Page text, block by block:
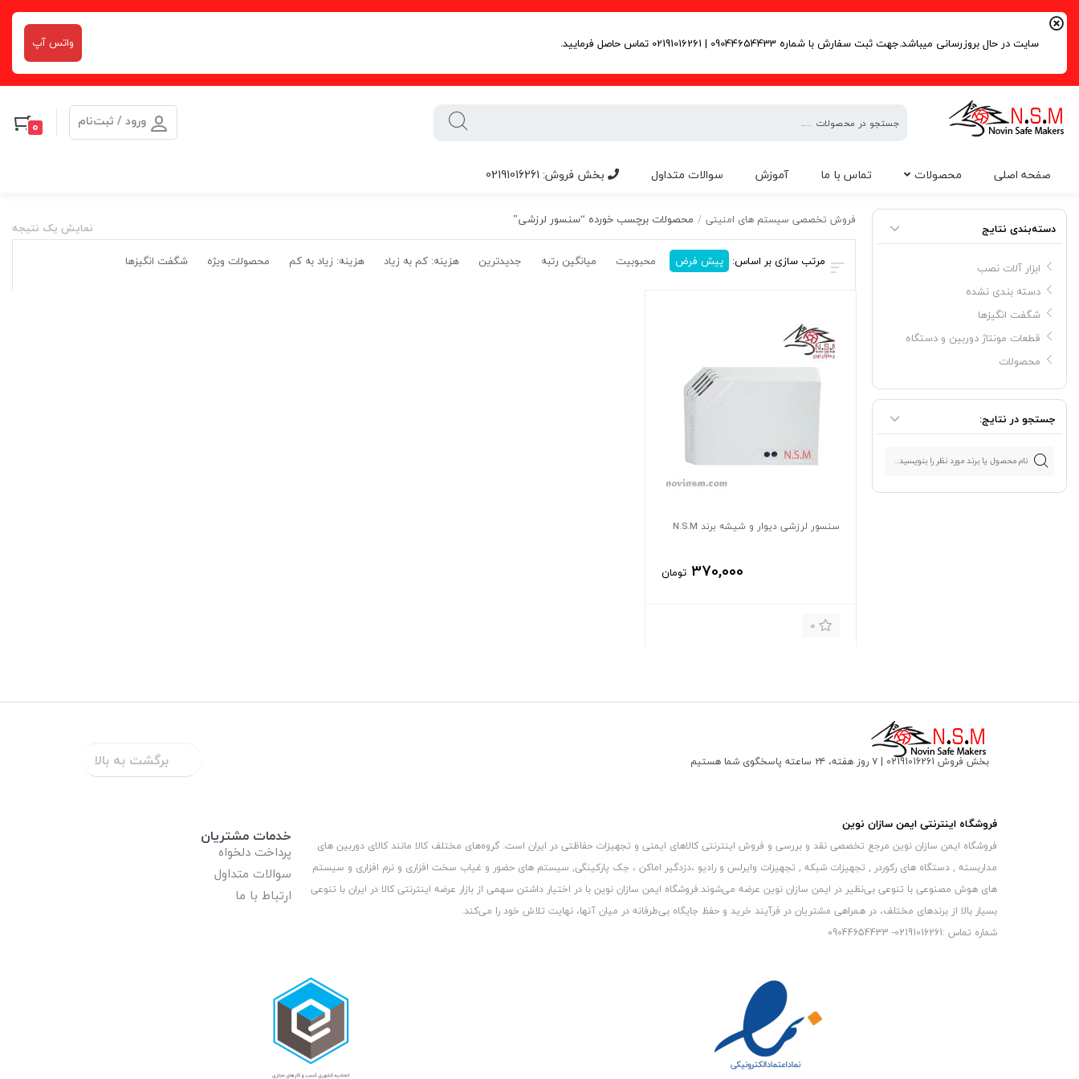
سایت در حال بروزرسانی میباشد.جهت ثبت سفارش با شماره 09044654433 | 02191016261 تماس حاصل فرمایید. واتس آپ
تخصصی
امنیتی
ورود / ثبت‌نام 0
صفحه اصلی محصولات تماس با ما آموزش سوالات متداول بخش فروش: 02191016261
سنسور لرزشی فروش تخصصی سیستم های امنیتی / محصولات برچسب خورده “سنسور لرزشی”
نمایش یک نتیجه
مرتب سازی بر اساس: پیش فرض محبوبیت میانگین رتبه جدیدترین هزینه: کم به زیاد هزینه: زیاد به کم محصولات ویژه شگفت انگیزها
سنسور لرزشی دیوار و شیشه برند N.S.M
0
370,000 تومان
دسته‌بندی نتایج
ابزار آلات نصب
دسته بندی نشده
شگفت انگیزها
قطعات مونتاژ دوربین و دستگاه
محصولات
جستجو در نتایج:
بخش فروش 02191016261 | ۷ روز هفته، ۲۴ ساعته پاسخگوی شما هستیم برگشت به بالا
فروشگاه اینترنتی ایمن سازان نوین
فروشگاه ایمن سازان نوین مرجع تخصصی نقد و بررسی و فروش اینترنتی کالاهای ایمنی و تجهیزات حفاظتی در ایران است. گروه‏‏‌های مختلف کالا مانند کالای دوربین های
مداربسته , دستگاه های رکوردر , تجهیزات شبکه , تجهیزات وایرلس و رادیو ،دزدگیر اماکن ، جک پارکینگی, سیستم های حضور و غیاب سخت افزاری و نرم افزاری و سیستم
های هوش مصنوعی با تنوعی بی‌نظیر در ایمن سازان نوین عرضه می‏‏‏‌شوند.فروشگاه ایمن سازان نوین با در اختیار داشتن سهمی از بازار عرضه اینترنتی کالا در ایران با تنوعی
بسیار بالا از برندهای مختلف، در همراهی مشتریان در فرآیند خرید و حفظ جایگاه بی‏‏‏‌طرفانه در میان آنها، نهایت تلاش خود را می‌‏‏کند.
شماره تماس :02191016261- 09044654433
خدمات مشتریان
پرداخت دلخواه
سوالات متداول
ارتباط با ما